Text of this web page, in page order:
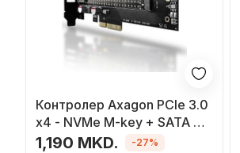
Контролер Axagon PCIe 3.0
x4 - NVMe M-key + SATA B-
key
1,190 MKD. -27%